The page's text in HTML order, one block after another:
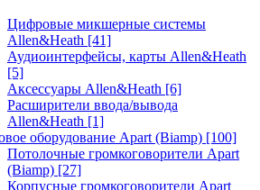
Цифровые микшерные системы
Allen&Heath [41]
Аудиоинтерфейсы, карты Allen&Heath
[5]
Аксессуары Allen&Heath [6]
Расширители ввода/вывода
Allen&Heath [1]
оборудование Apart (Biamp) [100]
Потолочные громкоговорители Apart
(Biamp) [27]
Корпусные громкоговорители Apart